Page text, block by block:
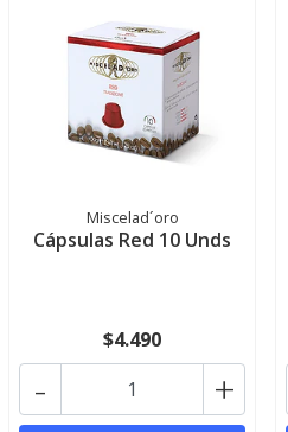
Miscelad´oro
Cápsulas Red 10 Unds
$4.490
+
-